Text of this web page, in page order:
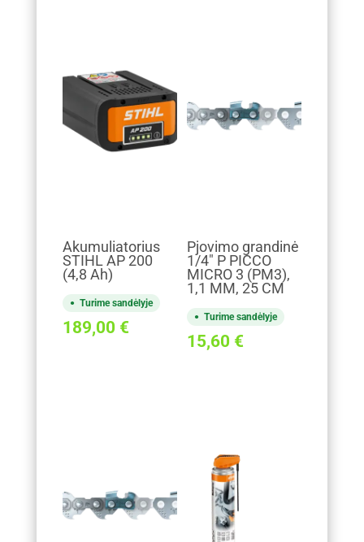
Akumuliatorius
STIHL AP 200
(4,8 Ah)
Turime sandėlyje
189,00 €
Pjovimo grandinė
1/4" P PICCO
MICRO 3 (PM3),
1,1 MM, 25 CM
Turime sandėlyje
15,60 €